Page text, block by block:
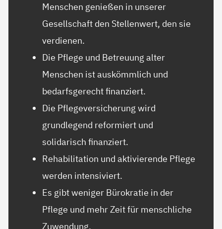
Menschen genießen in unserer
Gesellschaft den Stellenwert, den sie
verdienen.
Die Pflege und Betreuung alter
Menschen ist auskömmlich und
bedarfsgerecht finanziert.
Die Pflegeversicherung wird
grundlegend reformiert und
solidarisch finanziert.
Rehabilitation und aktivierende Pflege
werden intensiviert.
Es gibt weniger Bürokratie in der
Pflege und mehr Zeit für menschliche
Zuwendung.